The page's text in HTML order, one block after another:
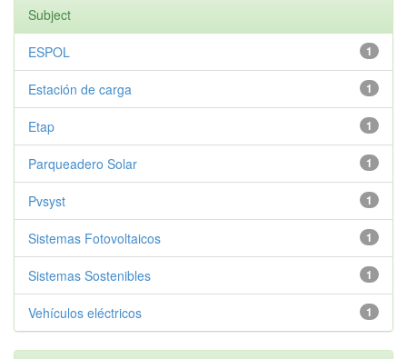
Subject
1
ESPOL
1
Estación de carga
1
Etap
1
Parqueadero Solar
1
Pvsyst
1
Sistemas Fotovoltaicos
1
Sistemas Sostenibles
1
Vehículos eléctricos